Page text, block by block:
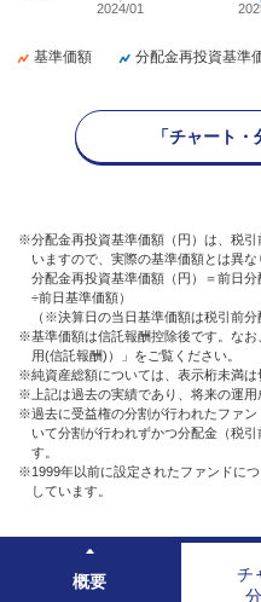
2024/01
基準価額 分配金再投資基準
「チャート
※分配金再投資基準価額（円）は、税
いますので、実際の基準価額とは異な
分配金再投資基準価額（円）＝前日
÷前日基準価額）
（※決算日の当日基準価額は税引前分
※基準価額は信託報酬控除後です。な
用(信託報酬)）」をご覧ください。
※純資産総額については、表示桁未満は
※上記は過去の実績であり、将来の運用
※過去に受益権の分割が行われたファ
いて分割が行われずかつ分配金（税
す。
※1999年以前に設定されたファンドに
しています。
概要
チ